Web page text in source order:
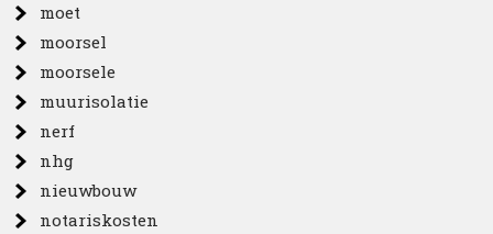
moet
moorsel
moorsele
muurisolatie
nerf
nhg
nieuwbouw
notariskosten